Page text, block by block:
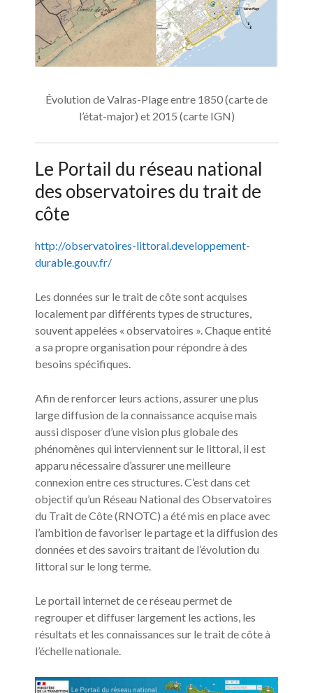
Évolution de Valras-Plage entre 1850 (carte de
l’état-major) et 2015 (carte IGN)
Le Portail du réseau national
des observatoires du trait de
côte
http://observatoires-littoral.developpement-
durable.gouv.fr/
Les données sur le trait de côte sont acquises
localement par différents types de structures,
souvent appelées « observatoires ». Chaque entité
a sa propre organisation pour répondre à des
besoins spécifiques.
Afin de renforcer leurs actions, assurer une plus
large diffusion de la connaissance acquise mais
aussi disposer d’une vision plus globale des
phénomènes qui interviennent sur le littoral, il est
apparu nécessaire d’assurer une meilleure
connexion entre ces structures. C’est dans cet
objectif qu’un Réseau National des Observatoires
du Trait de Côte (RNOTC) a été mis en place avec
l’ambition de favoriser le partage et la diffusion des
données et des savoirs traitant de l’évolution du
littoral sur le long terme.
Le portail internet de ce réseau permet de
regrouper et diffuser largement les actions, les
résultats et les connaissances sur le trait de côte à
l’échelle nationale.